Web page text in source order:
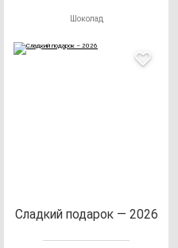
Шоколад
Слад­кий по­да­рок — 2026